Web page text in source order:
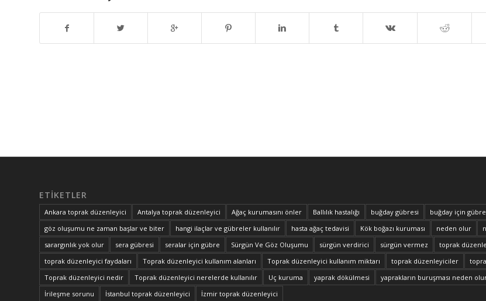
ETIKETLER
Ankara toprak düzenleyici Antalya toprak düzenleyici Ağaç kurumasını önler Ballılık hastalığı buğday gübresi buğday için gübre
göz oluşumu ne zaman başlar ve biter
hangi ilaçlar ve gübreler kullanılır hasta ağaç tedavisi Kök boğazı kuruması neden olur
sarargınlık yok olur
sera gübresi seralar için gübre Sürgün Ve Göz Oluşumu sürgün verdirici sürgün vermez toprak
toprak düzenleyici faydaları
Toprak düzenleyici kullanım alanları Toprak düzenleyici kullanım miktarı toprak düzenleyiciler
Toprak düzenleyici nedir
Toprak düzenleyici nerelerde kullanılır Uç kuruma yaprak dökülmesi yaprakların buruşması neden
İrileşme sorunu
İstanbul toprak düzenleyici İzmir toprak düzenleyici